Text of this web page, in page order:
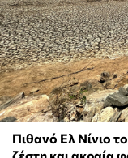
Πιθανό Ελ Νίνιο